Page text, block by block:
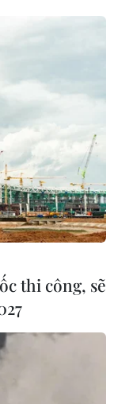
hành điều tra.
(Vietnam+)
thi công, sẽ